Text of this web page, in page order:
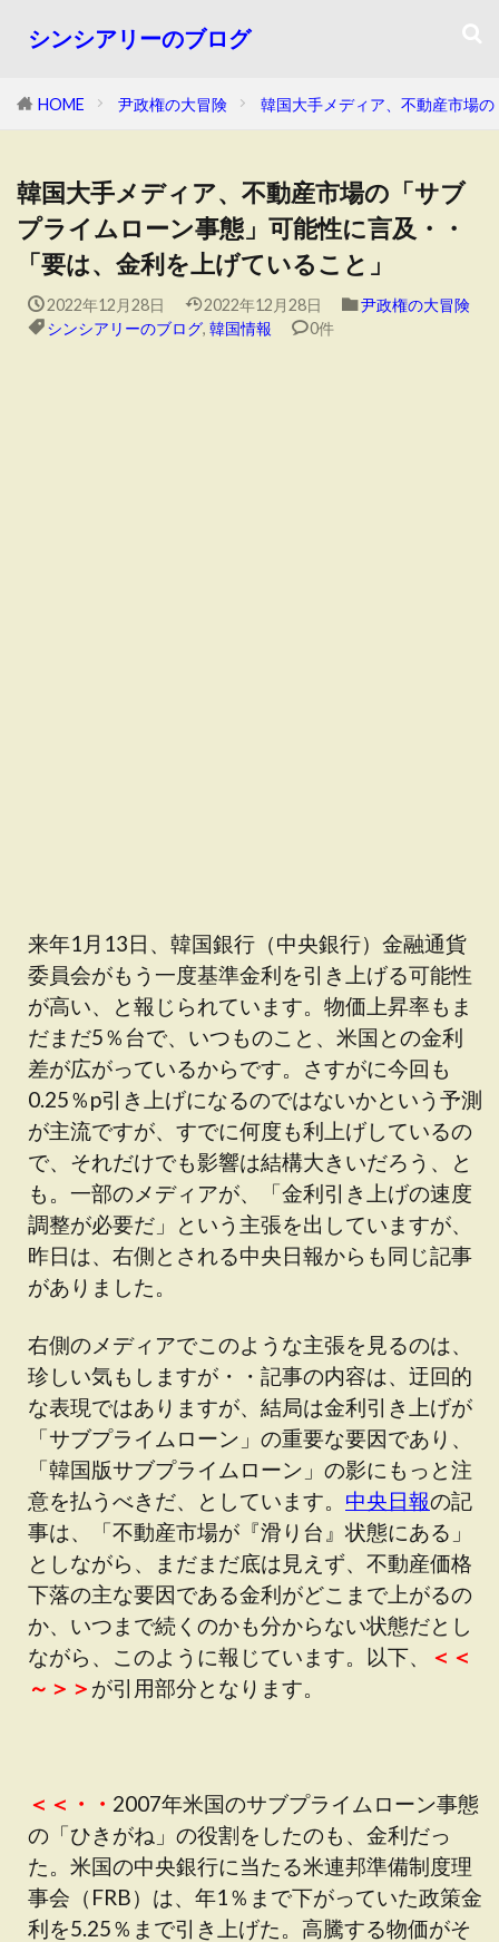
シンシアリーのブログ
HOME 尹政権の大冒険 韓国大手メディア、不動産市場
韓国大手メディア、不動産市場の「サブ
プライムローン事態」可能性に言及・・
「要は、金利を上げていること」
2022年12月28日 2022年12月28日
尹政権の大冒険
シンシアリーのブログ, 韓国情報 0件
来年1月13日、韓国銀行（中央銀行）金融通貨
委員会がもう一度基準金利を引き上げる可能性
が高い、と報じられています。物価上昇率もま
だまだ5％台で、いつものこと、米国との金利
差が広がっているからです。さすがに今回も
0.25％p引き上げになるのではないかという予測
が主流ですが、すでに何度も利上げしているの
で、それだけでも影響は結構大きいだろう、と
も。一部のメディアが、「金利引き上げの速度
調整が必要だ」という主張を出していますが、
昨日は、右側とされる中央日報からも同じ記事
がありました。
右側のメディアでこのような主張を見るのは、
珍しい気もしますが・・記事の内容は、迂回的
な表現ではありますが、結局は金利引き上げが
「サブプライムローン」の重要な要因であり、
「韓国版サブプライムローン」の影にもっと注
意を払うべきだ、としています。 中央日報の記
事は、「不動産市場が『滑り台』状態にある」
としながら、まだまだ底は見えず、不動産価格
下落の主な要因である金利がどこまで上がるの
か、いつまで続くのかも分からない状態だとし
ながら、このように報じています。以下、
＜＜
～＞＞ が引用部分となります。
＜＜・・ 2007年米国のサブプライムローン事態
の「ひきがね」の役割をしたのも、金利だっ
た。米国の中央銀行に当たる米連邦準備制度理
事会（FRB）は、年1％まで下がっていた政策金
利を5.25％まで引き上げた。高騰する物価がそ